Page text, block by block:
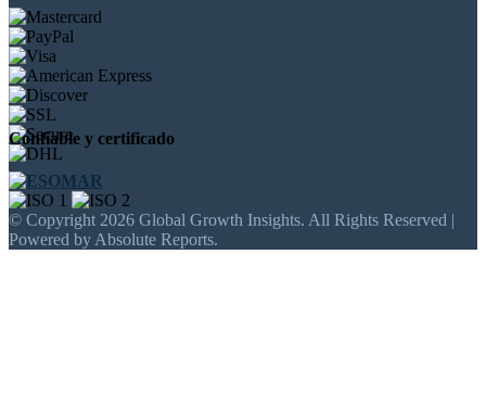
Confiable y certificado
© Copyright 2026 Global Growth Insights. All Rights Reserved |
Powered by Absolute Reports.